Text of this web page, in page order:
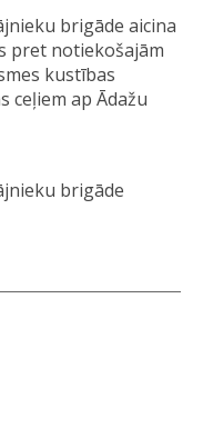
brigāde aicina
pret notiekošajām
kustības
ceļiem ap Ādažu
brigāde